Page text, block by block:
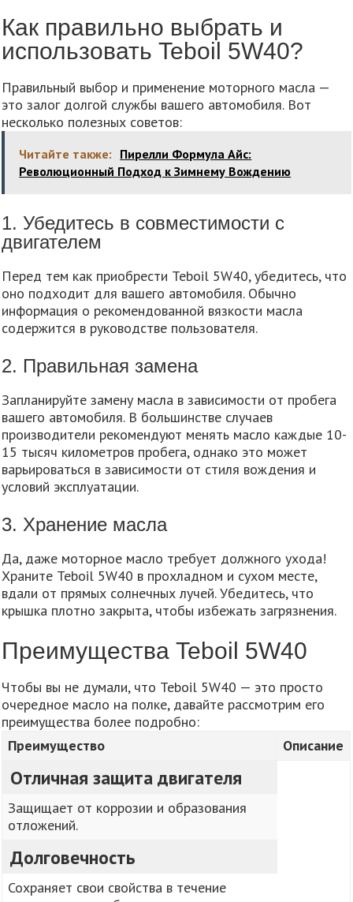
Как правильно выбрать и
использовать Teboil 5W40?
Правильный выбор и применение моторного масла —
это залог долгой службы вашего автомобиля. Вот
несколько полезных советов:
Читайте также: Пирелли Формула Айс:
Революционный Подход к Зимнему Вождению
1. Убедитесь в совместимости с
двигателем
Перед тем как приобрести Teboil 5W40, убедитесь, что
оно подходит для вашего автомобиля. Обычно
информация о рекомендованной вязкости масла
содержится в руководстве пользователя.
2. Правильная замена
Запланируйте замену масла в зависимости от пробега
вашего автомобиля. В большинстве случаев
производители рекомендуют менять масло каждые 10-
15 тысяч километров пробега, однако это может
варьироваться в зависимости от стиля вождения и
условий эксплуатации.
3. Хранение масла
Да, даже моторное масло требует должного ухода!
Храните Teboil 5W40 в прохладном и сухом месте,
вдали от прямых солнечных лучей. Убедитесь, что
крышка плотно закрыта, чтобы избежать загрязнения.
Преимущества Teboil 5W40
Чтобы вы не думали, что Teboil 5W40 — это просто
очередное масло на полке, давайте рассмотрим его
преимущества более подробно:
Преимущество
Описание
Отличная защита двигателя
Защищает от коррозии и образования
отложений.
Долговечность
Сохраняет свои свойства в течение